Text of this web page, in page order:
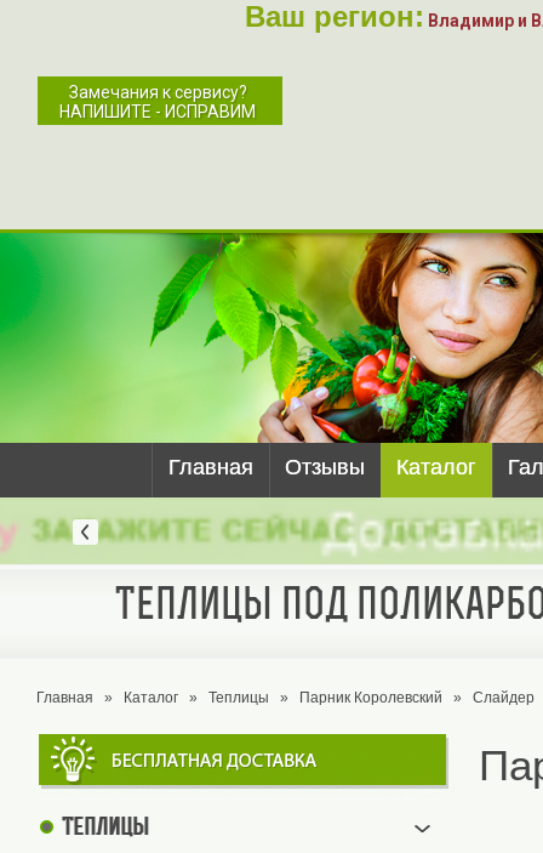
Ваш регион: Владимир и
Замечания к сервису?
НАПИШИТЕ - ИСПРАВИМ
Главная Отзывы Каталог
Теплицы под
Главная » Каталог » Теплицы » Парник Королевский » Слайдер
Теплицы